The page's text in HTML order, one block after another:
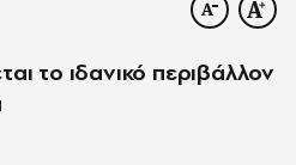
το ιδανικό περιβάλλον